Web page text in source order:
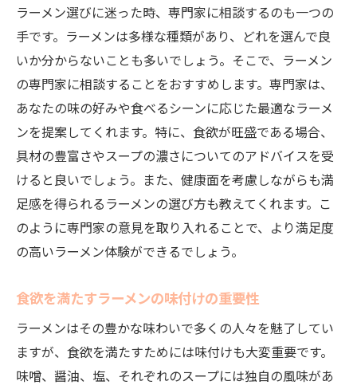
ラーメン選びに迷った時、専門家に相談するのも一つの
手です。ラーメンは多様な種類があり、どれを選んで良
いか分からないことも多いでしょう。そこで、ラーメン
の専門家に相談することをおすすめします。専門家は、
あなたの味の好みや食べるシーンに応じた最適なラーメ
ンを提案してくれます。特に、食欲が旺盛である場合、
具材の豊富さやスープの濃さについてのアドバイスを受
けると良いでしょう。また、健康面を考慮しながらも満
足感を得られるラーメンの選び方も教えてくれます。こ
のように専門家の意見を取り入れることで、より満足度
の高いラーメン体験ができるでしょう。
食欲を満たすラーメンの味付けの重要性
ラーメンはその豊かな味わいで多くの人々を魅了してい
ますが、食欲を満たすためには味付けも大変重要です。
味噌、醤油、塩、それぞれのスープには独自の風味があ